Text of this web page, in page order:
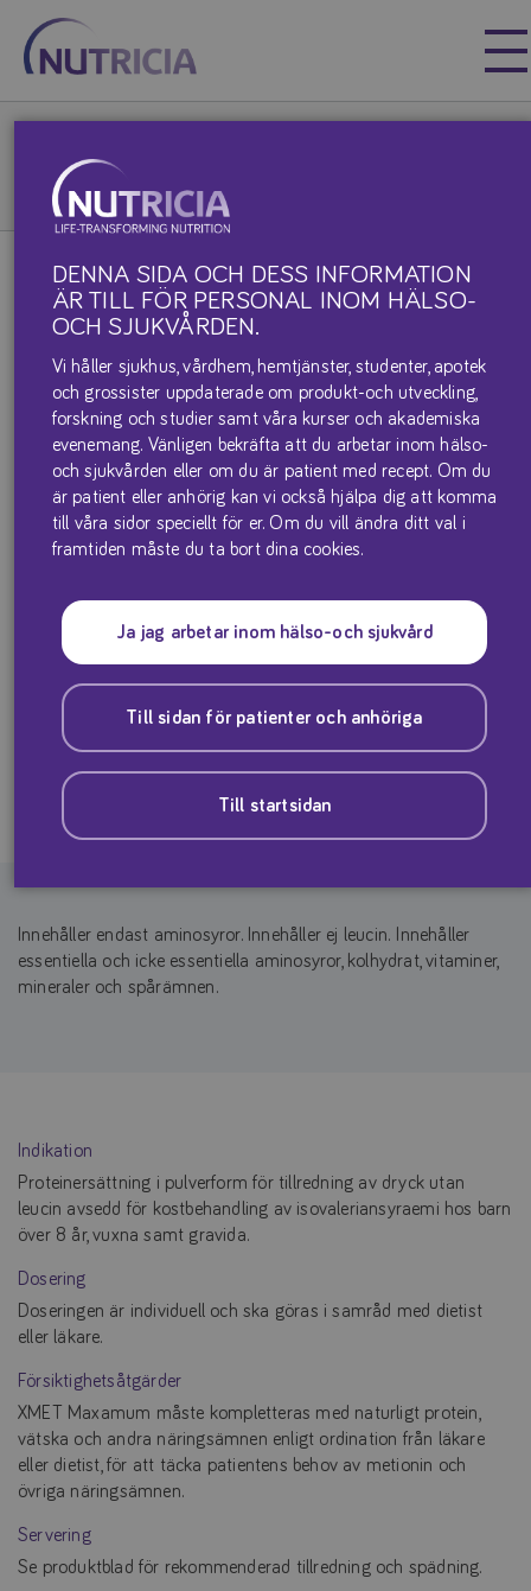
Nutricia
Nutricia
XLEU Maxamum – (IVA)
DENNA SIDA OCH DESS INFORMATION
ÄR TILL FÖR PERSONAL INOM HÄLSO-
OCH SJUKVÅRDEN.
Vi håller sjukhus, vårdhem, hemtjänster, studenter, apotek
och grossister uppdaterade om produkt-och utveckling,
forskning och studier samt våra kurser och akademiska
evenemang. Vänligen bekräfta att du arbetar inom hälso-
och sjukvården eller om du är patient med recept. Om du
är patient eller anhörig kan vi också hjälpa dig att komma
till våra sidor speciellt för er. Om du vill ändra ditt val i
framtiden måste du ta bort dina cookies.
Ja jag arbetar inom hälso-och sjukvård
Till sidan för patienter och anhöriga
Till startsidan
XLEU MAXAMUM – (IVA)
Proteinersättning i pulverform för tillredning av dryck utan
leucin avsedd för kostbehandling av isovaleriansyraemi hos barn
över 8 år, vuxna samt gravida.
Innehåller endast aminosyror. Innehåller ej leucin. Innehåller
essentiella och icke essentiella aminosyror, kolhydrat, vitaminer,
mineraler och spårämnen.
Indikation
Proteinersättning i pulverform för tillredning av dryck utan
leucin avsedd för kostbehandling av isovaleriansyraemi hos barn
över 8 år, vuxna samt gravida.
Dosering
Doseringen är individuell och ska göras i samråd med dietist
eller läkare.
Försiktighetsåtgärder
XMET Maxamum måste kompletteras med naturligt protein,
vätska och andra näringsämnen enligt ordination från läkare
eller dietist, för att täcka patientens behov av metionin och
övriga näringsämnen.
Servering
Se produktblad för rekommenderad tillredning och spädning.